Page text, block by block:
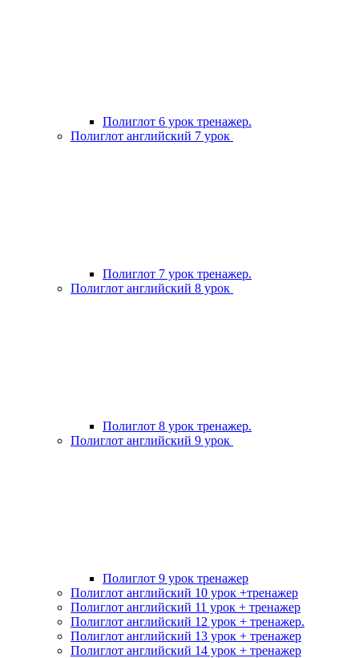
Полиглот 6 урок тренажер.
Полиглот английский 7 урок
Полиглот 7 урок тренажер.
Полиглот английский 8 урок
Полиглот 8 урок тренажер.
Полиглот английский 9 урок
Полиглот 9 урок тренажер
Полиглот английский 10 урок +тренажер
Полиглот английский 11 урок + тренажер
Полиглот английский 12 урок + тренажер.
Полиглот английский 13 урок + тренажер
Полиглот английский 14 урок + тренажер